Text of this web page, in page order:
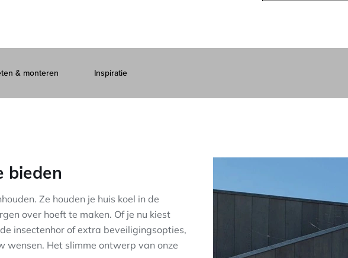
& monteren Inspiratie
bieden
Ze houden je huis koel in de
over hoeft te maken. Of je nu kiest
insectenhor of extra beveiligingsopties,
Het slimme ontwerp van onze